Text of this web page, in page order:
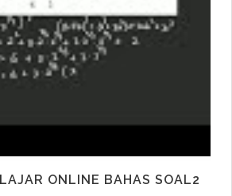
ONLINE BAHAS SOAL2